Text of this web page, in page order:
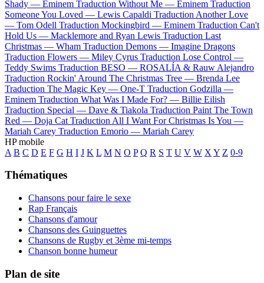
Shady — Eminem Traduction Without Me — Eminem Traduction
Someone You Loved — Lewis Capaldi Traduction Another Love
— Tom Odell Traduction Mockingbird — Eminem Traduction Can't
Hold Us — Macklemore and Ryan Lewis Traduction Last
Christmas — Wham Traduction Demons — Imagine Dragons
Traduction Flowers — Miley Cyrus Traduction Lose Control —
Teddy Swims Traduction BESO — ROSALÍA & Rauw Alejandro
Traduction Rockin' Around The Christmas Tree — Brenda Lee
Traduction The Magic Key — One-T Traduction Godzilla —
Eminem Traduction What Was I Made For? — Billie Eilish
Traduction Special — Dave & Tiakola Traduction Paint The Town
Red — Doja Cat Traduction All I Want For Christmas Is You —
Mariah Carey Traduction Emorio — Mariah Carey
HP mobile
A B C D E F G H I J K L M N O P Q R S T U V W X Y Z 0-9
Thématiques
Chansons pour faire le sexe
Rap Français
Chansons d'amour
Chansons des Guinguettes
Chansons de Rugby et 3ème mi-temps
Chanson bonne humeur
Plan de site